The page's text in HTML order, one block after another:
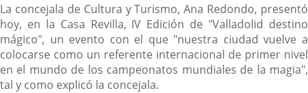
La concejala de Cultura y Turismo, Ana Redondo, presentó
hoy, en la Casa Revilla, IV Edición de "Valladolid destino
mágico", un evento con el que "nuestra ciudad vuelve a
colocarse como un referente internacional de primer nivel
en el mundo de los campeonatos mundiales de la magia",
tal y como explicó la concejala.